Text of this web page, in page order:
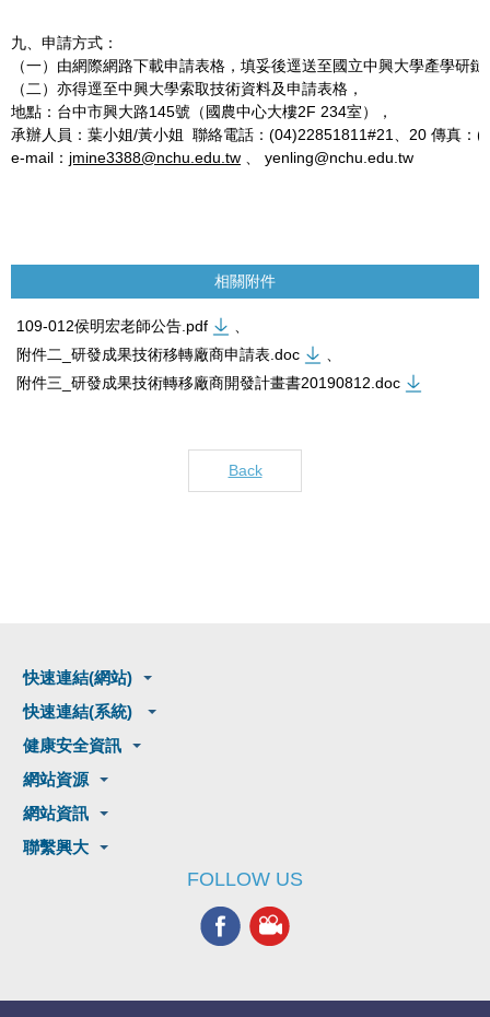
九、申請方式：
（一）由網際網路下載申請表格，填妥後逕送至國立中興大學產學研
（二）亦得逕至中興大學索取技術資料及申請表格，
地點：台中市興大路145號（國農中心大樓2F 234室），
承辦人員：葉小姐/黃小姐 聯絡電話：(04)22851811#21、20 傳真：
e-mail： jmine3388@nchu.edu.tw 、 yenling@nchu.edu.tw
相關附件
109-012侯明宏老師公告.pdf
附件二_研發成果技術移轉廠商申請表.doc
附件三_研發成果技術轉移廠商開發計畫書20190812.doc
Back
快速連結(網站)
快速連結(系統)
健康安全資訊
網站資源
網站資訊
聯繫興大
FOLLOW US